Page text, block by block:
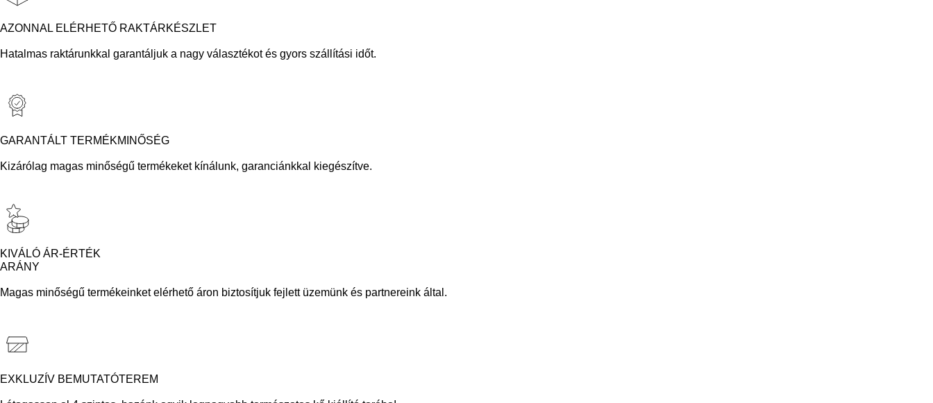
AZONNAL ELÉRHETŐ RAKTÁRKÉSZLET
Hatalmas raktárunkkal garantáljuk a nagy választékot és gyors szállítási időt.
GARANTÁLT TERMÉKMINŐSÉG
Kizárólag magas minőségű termékeket kínálunk, garanciánkkal kiegészítve.
KIVÁLÓ ÁR-ÉRTÉK
ARÁNY
Magas minőségű termékeinket elérhető áron biztosítjuk fejlett üzemünk és partnereink által.
EXKLUZÍV BEMUTATÓTEREM